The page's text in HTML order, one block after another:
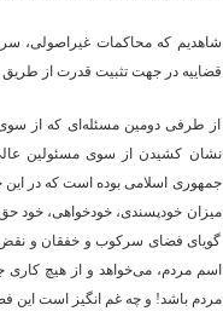
شاهدیم که محاکمات غیراصولی،
قضاییه در جهت تثبیت قدرت از
از طرفی دومین مسئله‌ای که از
نشان کشیدن از سوی مسئولین
میزان خودپسندی، خودخواهی، خود
گویای فضای سرکوب و خفقان و نقض
اسم مردم، می‌خواهد و از هیچ
مردم باشد! و چه غم انگیز است این